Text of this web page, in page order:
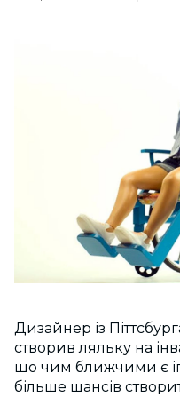
Дизайнер із
створив ляльку на
що чим ближчими є
більше шансів